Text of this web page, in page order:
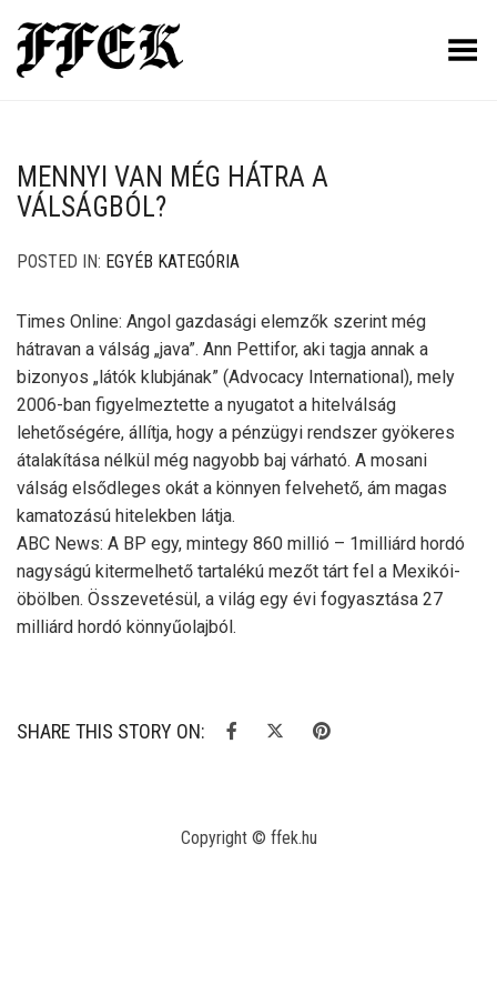
Toggle Menu
MENNYI VAN MÉG HÁTRA A
VÁLSÁGBÓL?
POSTED IN: EGYÉB KATEGÓRIA
Times Online: Angol gazdasági elemzők szerint még
hátravan a válság „java”. Ann Pettifor, aki tagja annak a
bizonyos „látók klubjának” (Advocacy International), mely
2006-ban figyelmeztette a nyugatot a hitelválság
lehetőségére, állítja, hogy a pénzügyi rendszer gyökeres
átalakítása nélkül még nagyobb baj várható. A mosani
válság elsődleges okát a könnyen felvehető, ám magas
kamatozású hitelekben látja.
ABC News: A BP egy, mintegy 860 millió – 1milliárd hordó
nagyságú kitermelhető tartalékú mezőt tárt fel a Mexikói-
öbölben. Összevetésül, a világ egy évi fogyasztása 27
milliárd hordó könnyűolajból.
SHARE THIS STORY ON:
Copyright © ffek.hu